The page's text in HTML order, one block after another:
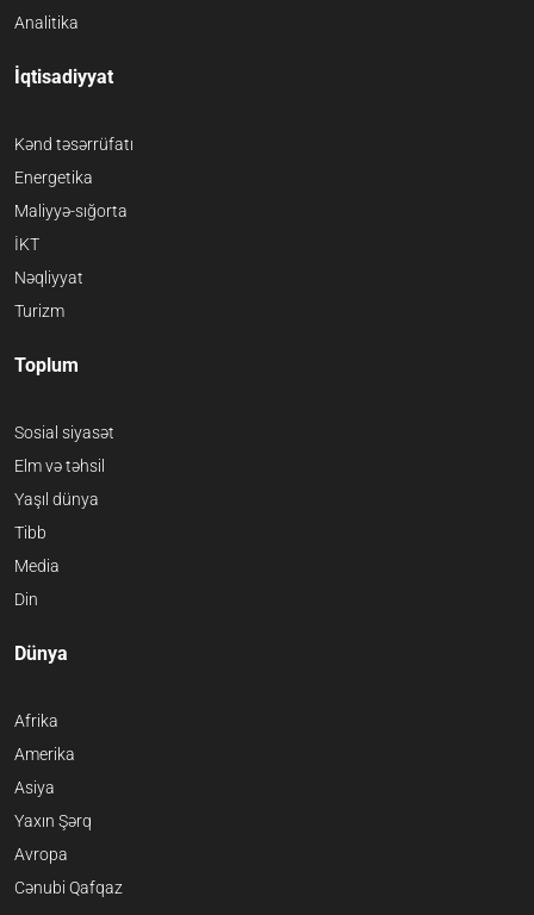
Analitika
İqtisadiyyat
Kənd təsərrüfatı
Energetika
Maliyyə-sığorta
İKT
Nəqliyyat
Turizm
Toplum
Sosial siyasət
Elm və təhsil
Yaşıl dünya
Tibb
Media
Din
Dünya
Afrika
Amerika
Asiya
Yaxın Şərq
Avropa
Cənubi Qafqaz